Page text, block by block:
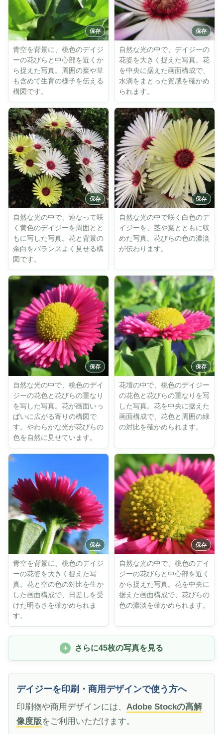
青空を背景に、桃色のデイジ
ーの花びらと中心部を近くか
ら捉えた写真。周囲の葉や草
も含めて生育の様子を伝える
構図です。
自然な光の中で、デイジーの
花姿を大きく捉えた写真。花
を中央に据えた画面構成で、
水滴をまとった質感を確かめ
られます。
自然な光の中で、連なって咲
く黄色のデイジーを周囲とと
もに写した写真。花と背景の
余白をバランスよく見せる構
図です。
自然な光の中で咲く白色のデ
イジーを、茎や葉とともに収
めた写真。花びらの色の濃淡
が伝わります。
自然な光の中で、桃色のデイ
ジーの花色と花びらの重なり
を写した写真。花が画面いっ
ぱいに広がる寄りの構図で
す。やわらかな光が花びらの
色を自然に見せています。
花壇の中で、桃色のデイジー
の花色と花びらの重なりを写
した写真。花を中央に据えた
画面構成で、花色と周囲の緑
の対比を確かめられます。
青空を背景に、桃色のデイジ
ーの花姿を大きく捉えた写
真。花と空の色の対比を生か
した画面構成で、日差しを受
けた明るさを確かめられま
す。
自然な光の中で、桃色のデイ
ジーの花びらと中心部を近く
から捉えた写真。花を中央に
据えた画面構成で、花びらの
色の濃淡を確かめられます。
さらに45枚の写真を見る
デイジーを印刷・商用デザインで使う方へ
印刷物や商用デザインには、 Adobe Stockの高解
像度版をご利用いただけます。